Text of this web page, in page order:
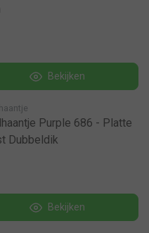
Bekijken
Purple 686 - Platte
Dubbeldik
Bekijken